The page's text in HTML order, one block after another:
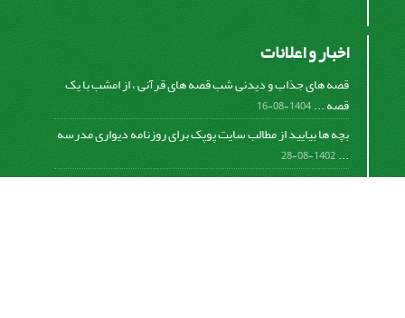
اخبار و اعلانات
قصه های جذاب و دیدنی شب قصه های قرآنی ، از امشب با یک
قصه ...1404-08-16
بچه ها بیایید از مطالب سایت پوپک برای روزنامه دیواری مدرسه
...
1402-08-28